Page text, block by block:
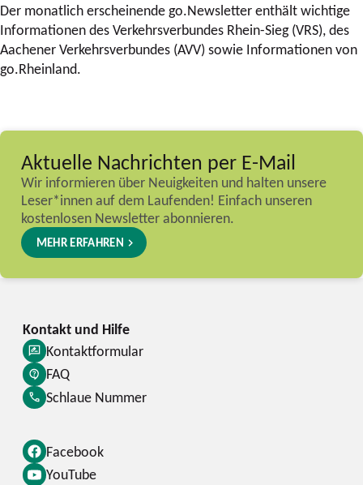
Der monatlich erscheinende go.Newsletter enthält wichtige
Informationen des Verkehrsverbundes Rhein-Sieg (VRS), des
Aachener Verkehrsverbundes (AVV) sowie Informationen von
go.Rheinland.
Aktuelle Nachrichten per E-Mail
Wir informieren über Neuigkeiten und halten unsere
Leser*innen auf dem Laufenden! Einfach unseren
kostenlosen Newsletter abonnieren.
MEHR ERFAHREN
Facebook
YouTube
Kontaktformular
FAQ
Schlaue Nummer